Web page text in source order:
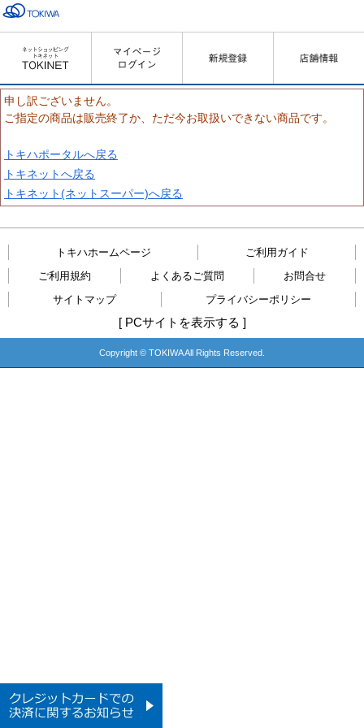
申し訳ございません。
ご指定の商品は販売終了か、ただ今お取扱いできない商品です。
トキハポータルへ戻る
トキネットへ戻る
トキネット(ネットスーパー)へ戻る
トキハホームページ
ご利用ガイド
ご利用規約
よくあるご質問
お問合せ
サイトマップ
プライバシーポリシー
[ PCサイトを表示する ]
Copyright © TOKIWA All Rights Reserved.